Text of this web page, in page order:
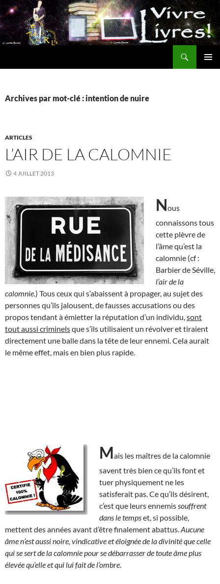
Aller
au
contenu
Archives par mot-clé : intention de nuire
ARTICLES
L’AIR DE LA CALOMNIE
4 JUILLET 2013
Nous
connaissons tous
cette plèvre de
l’âme qu’est la
calomnie (cf :
Barbier de Séville,
l’air de la
calomnie.) Tous ceux qui s’abaissent à propager, au sujet des
personnes qu’ils jalousent, de fausses accusations ou des
propos tendant à émietter la réputation d’un individu, sont
tout aussi criminelsque s’ils utilisaient un révolver et tiraient
directement une balle dans la tête de leur ennemi. Cela aurait
le même effet, mais en bien plus rapide.
Mais les maîtres de la calomnie
savent très bien ce qu’ils font et
tuer physiquement ne les
satisferait pas. Ce qu’ils désirent,
c’est que leurs ennemis souffrent
dans le tempset, si possible,
mettent des années avant d’être finalement abattus. Aucune
âme n’est aussi noire, vindicative et éloignée de la divinité que celle
qui se sert de la calomnie pour se débarrasser de toute âme plus
élevée qu’elle et qui lui fait de l’ombre